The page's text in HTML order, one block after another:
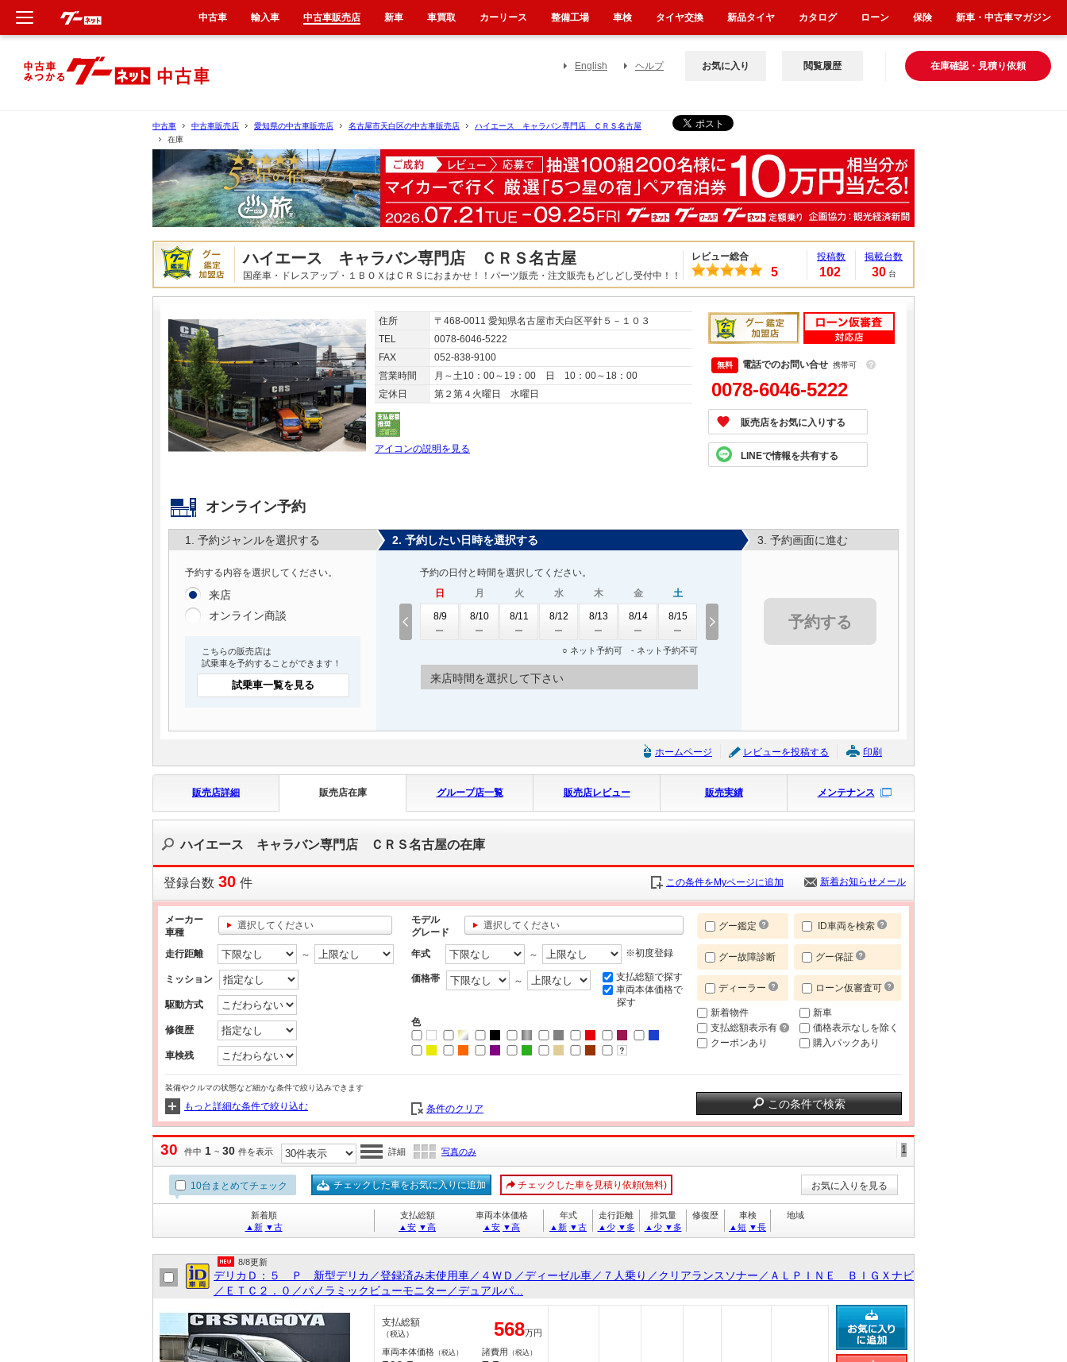
English ヘルプ 在庫確認・見積り依頼
お気に入り 閲覧履歴
中古車 中古車販売店 愛知県の中古車販売店 名古屋市天白区の中古車販売店
ハイエース キャラバン専門店 ＣＲＳ名古屋
在庫
ハイエース キャラバン専門店 ＣＲＳ名古屋
国産車・ドレスアップ・１ＢＯＸはＣＲＳにおまかせ！！パーツ販売・注文販売もどしどし受付中！！
レビュー総合
5
投稿数
102
掲載台数
30 台
住所
〒468-0011 愛知県名古屋市天白区平針５－１０３
TEL
0078-6046-5222
FAX
052-838-9100
営業時間
月～土10：00～19：00 日 10：00～18：00
定休日
第２第４火曜日 水曜日
アイコンの説明を見る
電話でのお問い合せ 携帯可 ？
0078-6046-5222
販売店をお気に入りする
LINEで情報を共有する
オンライン予約
1. 予約ジャンルを選択する
予約する内容を選択してください。
来店
オンライン商談
こちらの販売店は
試乗車を予約することができます！
試乗車一覧を見る
2. 予約したい日時を選択する
予約の日付と時間を選択してください。
日
8/9
月
8/10
火
8/11
水
8/12
木
8/13
金
8/14
土
8/15
○ ネット予約可 - ネット予約不可
来店時間を選択して下さい
3. 予約画面に進む
予約する
ホームページ レビューを投稿する 印刷
販売店詳細 販売店在庫 グループ店一覧 販売店レビュー 販売実績 メンテナンス
ハイエース キャラバン専門店 ＣＲＳ名古屋の在庫
登録台数 30 件 この条件をMyページに追加 新着お知らせメール
メーカー
車種
選択してください
モデル
グレード
選択してください
走行距離 ～
ミッション
駆動方式
修復歴
車検残
年式 ～ ※初度登録
価格帯 ～
支払総額で探す
車両本体価格で
探す
色
グー鑑定 ID車両を検索
グー故障診断 グー保証
ディーラー ローン仮審査可
新着物件
支払総額表示有
クーポンあり
新車
価格表示なしを除く
購入パックあり
装備やクルマの状態など細かな条件で絞り込みできます
もっと詳細な条件で絞り込む 条件のクリア この条件で検索
30 件中 1 ~ 30 件を表示 詳細 写真のみ 1
10台まとめてチェック チェックした車をお気に入りに追加 チェックした車を見積り依頼(無料) お気に入りを見る
新着順
▲新 ▼古
支払総額
▲安 ▼高
車両本体価格
▲安 ▼高
年式
▲新 ▼古
走行距離
▲少 ▼多
排気量
▲少 ▼多
修復歴
車検
▲短 ▼長
地域
8/8更新
デリカＤ：５ Ｐ 新型デリカ／登録済み未使用車／４ＷＤ／ディーゼル車／７人乗り／クリアランスソナー／ＡＬＰＩＮＥ ＢＩＧＸナビ
／ＥＴＣ２．０／パノラミックビューモニター／デュアルパ...
支払総額
（税込） 568万円
車両本体価格 （税込） 諸費用 （税込）
中古車 輸入車 中古車販売店 新車 車買取 カーリース 整備工場 車検 タイヤ交換 新品タイヤ カタログ ローン 保険 新車・中古車マガジン
新車